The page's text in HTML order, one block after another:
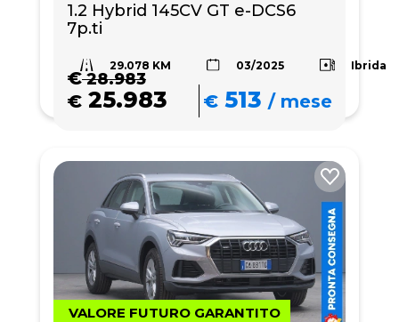
1.2 Hybrid 145CV GT e-DCS6
7p.ti
29.078 KM 03/2025 Ibrida
€28.983
€ 25.983 € 513 /mese
VALORE FUTURO GARANTITO